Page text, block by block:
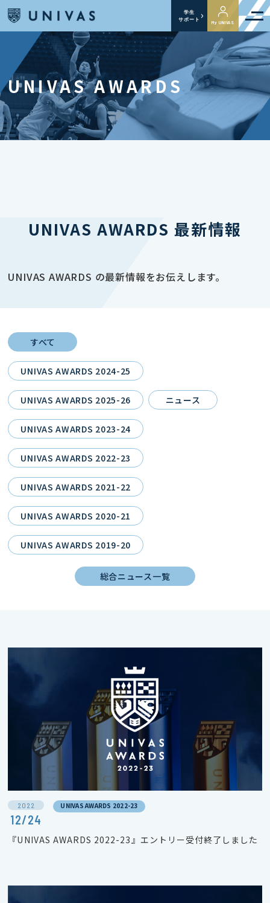
学生
サポート
My UNIVAS
UNIVAS AWARDS
UNIVAS AWARDS 最新情報
UNIVAS AWARDS の最新情報をお伝えします。
すべて
UNIVAS AWARDS 2024-25
UNIVAS AWARDS 2025-26 ニュース
UNIVAS AWARDS 2023-24
UNIVAS AWARDS 2022-23
UNIVAS AWARDS 2021-22
UNIVAS AWARDS 2020-21
UNIVAS AWARDS 2019-20
総合ニュース一覧
2022
12/24
UNIVAS AWARDS 2022-23
『UNIVAS AWARDS 2022-23』エントリー受付終了しました